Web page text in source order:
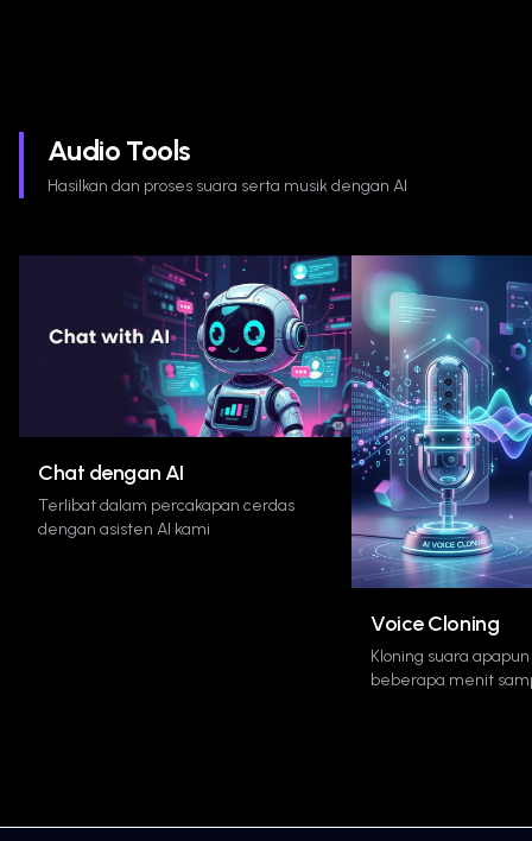
Audio Tools
Hasilkan dan proses suara serta musik dengan AI
Chat dengan AI
Terlibat dalam percakapan cerdas
dengan asisten AI kami
Voice Cloning
Kloning suara
beberapa menit